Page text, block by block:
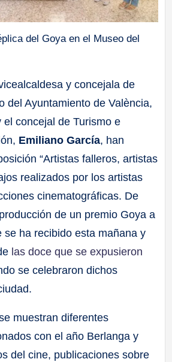
del Goya en el Museo del
y concejala de
del Ayuntamiento de València,
el concejal de Turismo e
Emiliano García, han
“Artistas falleros, artistas
realizados por los artistas
cinematográficas. De
de un premio Goya a
se ha recibido esta mañana y
las doce que se expusieron
se celebraron dichos
muestran diferentes
con el año Berlanga y
del cine, publicaciones sobre